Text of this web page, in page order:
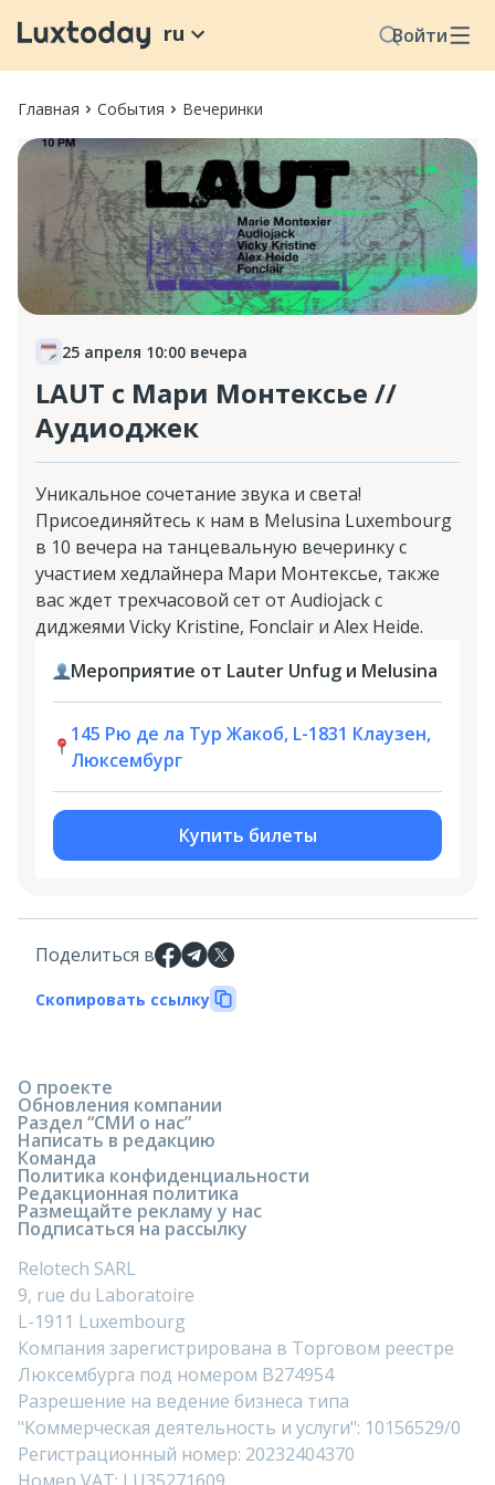
Войти
ru
Главная События Вечеринки
25 апреля 10:00 вечера
LAUT с Мари Монтексье //
Аудиоджек
Уникальное сочетание звука и света!
Присоединяйтесь к нам в Melusina Luxembourg
в 10 вечера на танцевальную вечеринку с
участием хедлайнера Мари Монтексье, также
вас ждет трехчасовой сет от Audiojack с
диджеями Vicky Kristine, Fonclair и Alex Heide.
Мероприятие от Lauter Unfug и Melusina
145 Рю де ла Тур Жакоб, L-1831 Клаузен,
Люксембург
Купить билеты
Поделиться в
Скопировать ссылку
О проекте
Обновления компании
Раздел “СМИ о нас”
Написать в редакцию
Команда
Политика конфиденциальности
Редакционная политика
Размещайте рекламу у нас
Подписаться на рассылку
Relotech SARL
9, rue du Laboratoire
L-1911 Luxembourg
Компания зарегистрирована в Торговом реестре
Люксембурга под номером B274954
Разрешение на ведение бизнеса типа
"Коммерческая деятельность и услуги": 10156529/0
Регистрационный номер: 20232404370